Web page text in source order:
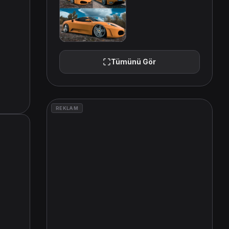
Tümünü Gör
REKLAM